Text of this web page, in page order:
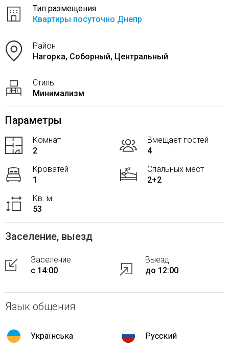
Тип размещения
Квартиры посуточно Днепр
Район
Нагорка, Соборный, Центральный
Стиль
Минимализм
Параметры
Комнат
2
Вмещает гостей
4
Кроватей
1
Спальных мест
2+2
Кв. м.
53
Заселение, выезд
Заселение
с 14:00
Выезд
до 12:00
Язык общения
Українська Русский